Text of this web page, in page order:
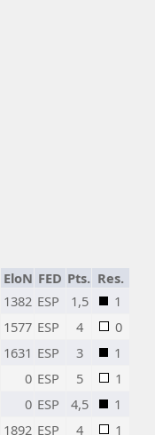
EloN FED Pts. Res.
1382 ESP 1,5
1
1577 ESP 4
0
1631 ESP 3
1
0 ESP 5
1
0 ESP 4,5
1
1892 ESP 4 1